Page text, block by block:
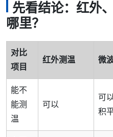
先看结论：红外
哪里？
对比
项目
红外测温 微
能不
能测
温
可以
可
积